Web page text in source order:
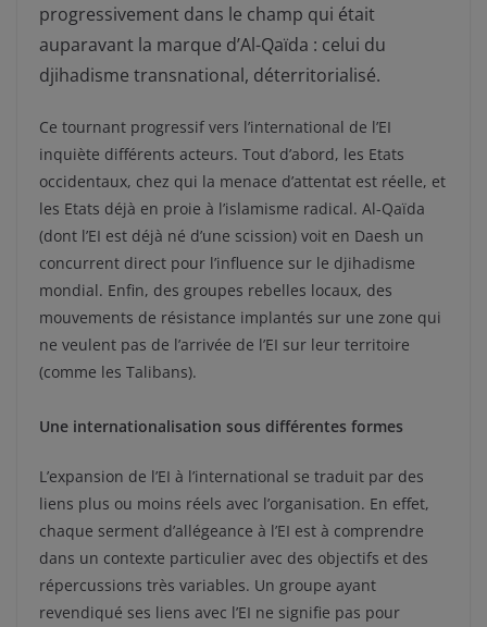
progressivement dans le champ qui était
auparavant la marque d’Al-Qaïda : celui du
djihadisme transnational, déterritorialisé.
Ce tournant progressif vers l’international de l’EI
inquiète différents acteurs. Tout d’abord, les Etats
occidentaux, chez qui la menace d’attentat est réelle, et
les Etats déjà en proie à l’islamisme radical. Al-Qaïda
(dont l’EI est déjà né d’une scission) voit en Daesh un
concurrent direct pour l’influence sur le djihadisme
mondial. Enfin, des groupes rebelles locaux, des
mouvements de résistance implantés sur une zone qui
ne veulent pas de l’arrivée de l’EI sur leur territoire
(comme les Talibans).
Une internationalisation sous différentes formes
L’expansion de l’EI à l’international se traduit par des
liens plus ou moins réels avec l’organisation. En effet,
chaque serment d’allégeance à l’EI est à comprendre
dans un contexte particulier avec des objectifs et des
répercussions très variables. Un groupe ayant
revendiqué ses liens avec l’EI ne signifie pas pour